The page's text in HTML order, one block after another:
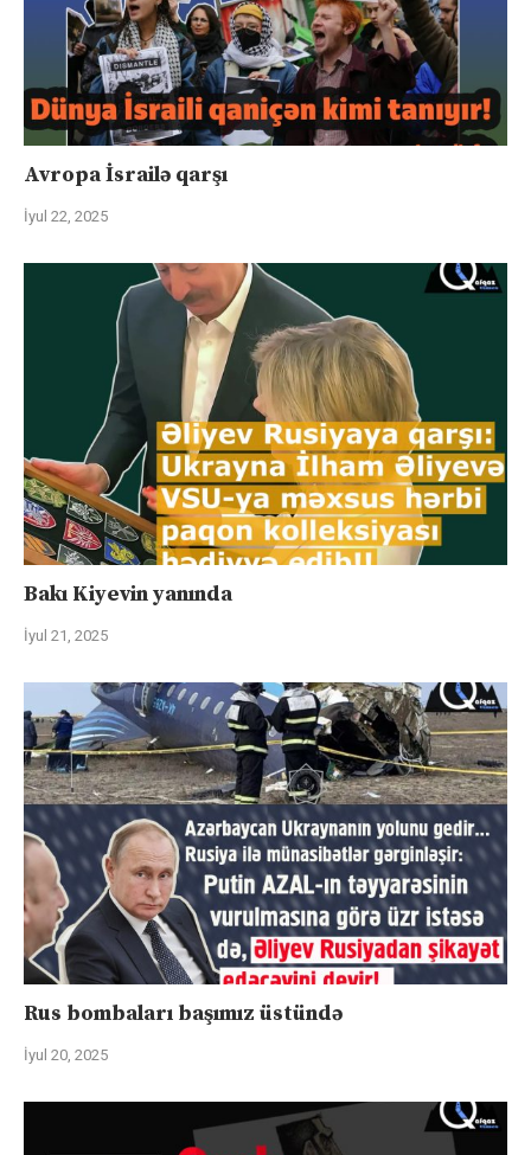
Avropa İsrailə qarşı
İyul 22, 2025
Bakı Kiyevin yanında
İyul 21, 2025
Rus bombaları başımız üstündə
İyul 20, 2025